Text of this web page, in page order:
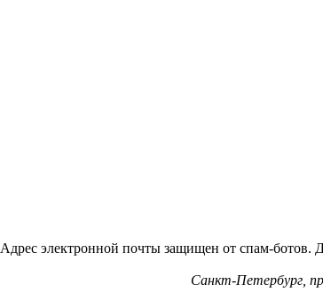
Адрес электронной почты защищен от спам-ботов.
Санкт-Петербург,